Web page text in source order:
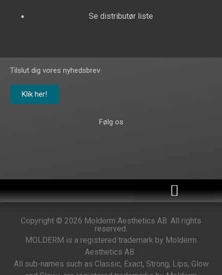
Se distributør liste
Tilslut dig vores nyhedsbrev
Klik her!
Følg os
Copyright © 2026 Molderm Aesthetics AB. All rights
reserved.
MOLDERM is a registered trademark by Molderm
Aesthetics AB.
All sub-names such as Classic, Exact, Strong, Lips, Glow